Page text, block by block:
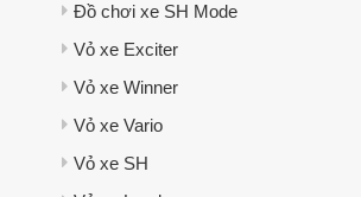
Đồ chơi xe SH Mode
Vỏ xe Exciter
Vỏ xe Winner
Vỏ xe Vario
Vỏ xe SH